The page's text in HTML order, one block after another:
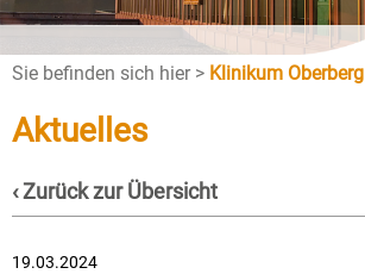
Sie befinden sich hier > Klinikum Oberberg
Aktuelles
‹ Zurück zur Übersicht
19.03.2024